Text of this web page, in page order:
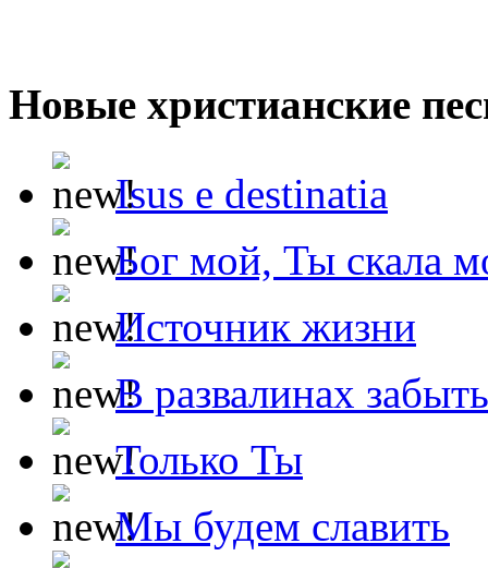
Новые христианские
Isus e destinatia
Бог мой, Ты скала
Источник жизни
В развалинах
Только Ты
Мы будем славить